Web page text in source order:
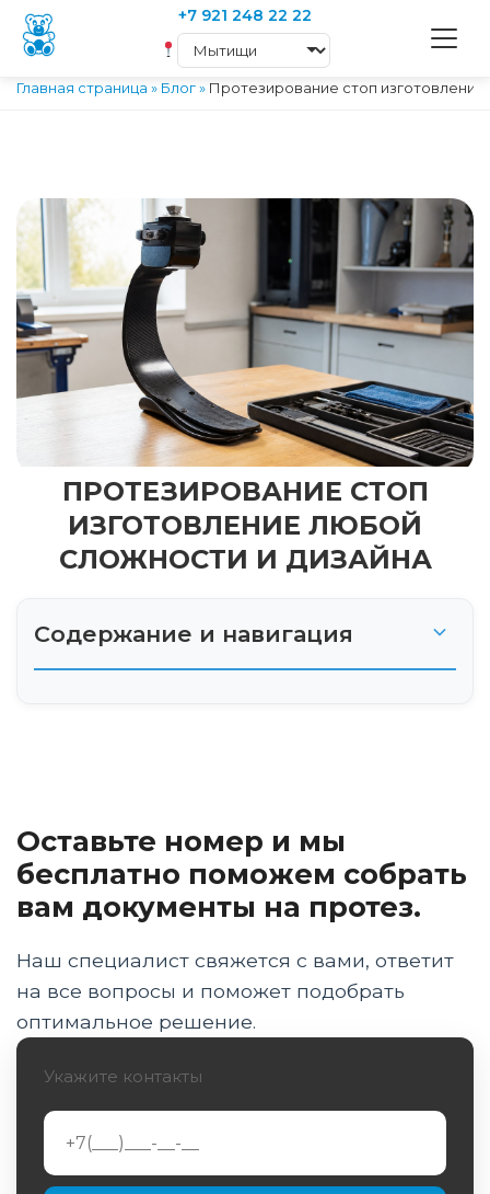
+7 921 248 22 22
Главная страница » Блог» Протезирование стоп
ПРОТЕЗИРОВАНИЕ СТОП
ИЗГОТОВЛЕНИЕ ЛЮБОЙ
СЛОЖНОСТИ И ДИЗАЙНА
Содержание и навигация
История и эволюция протезирования стоп
Виды современных протезов стоп
Процесс протезирования стоп: от
Инновации в производстве протезов стоп
Обучение и адаптация к жизни с протезом
Спорт и активный образ жизнис протезом
стопы
Оставьте номер и мы
бесплатно поможем собрать
вам документы на протез.
Наш специалист свяжется с вами, ответит
на все вопросы и поможет подобрать
оптимальное решение.
Укажите контакты